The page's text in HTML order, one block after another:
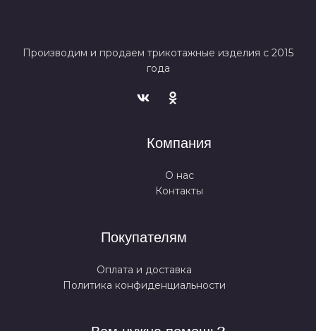
Производим и продаем трикотажные изделия с 2015
года
Компания
О нас
Контакты
Покупателям
Оплата и доставка
Политика конфиденциальности